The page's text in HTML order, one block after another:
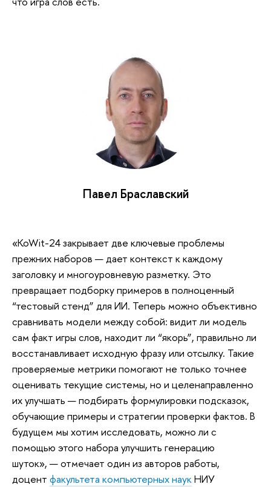
Павел Браславский
«KoWit-24 закрывает две ключевые проблемы
прежних наборов — дает контекст к каждому
заголовку и многоуровневую разметку. Это
превращает подборку примеров в полноценный
“тестовый стенд” для ИИ. Теперь можно объективно
сравнивать модели между собой: видит ли модель
сам факт игры слов, находит ли “якорь”, правильно ли
восстанавливает исходную фразу или отсылку. Такие
проверяемые метрики помогают не только точнее
оценивать текущие системы, но и целенаправленно
их улучшать — подбирать формулировки подсказок,
обучающие примеры и стратегии проверки фактов. В
будущем мы хотим исследовать, можно ли с
помощью этого набора улучшить генерацию
шуток», — отмечает один из авторов работы,
доцент факультета компьютерных наукНИУ